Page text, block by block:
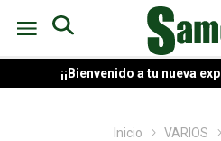
¡¡Bienvenido a tu nueva
Inicio VARIOS